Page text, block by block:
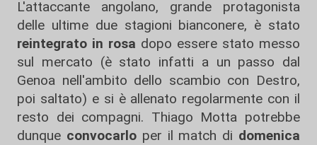
L'attaccante angolano, grande protagonista
delle ultime due stagioni bianconere, è stato
reintegrato in rosa dopo essere stato messo
sul mercato (è stato infatti a un passo dal
Genoa nell'ambito dello scambio con Destro,
poi saltato) e si è allenato regolarmente con il
resto dei compagni. Thiago Motta potrebbe
dunque convocarloper il match di domenica